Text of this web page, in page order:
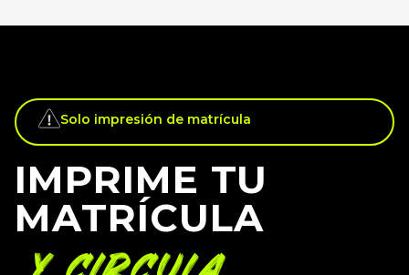
Solo impresión de matrícula
IMPRIME TU
MATRÍCULA